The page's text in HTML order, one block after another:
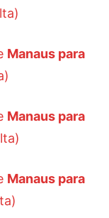
Manaus para
Manaus para
Manaus para